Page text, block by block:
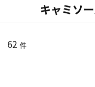
キャミソ
62 件